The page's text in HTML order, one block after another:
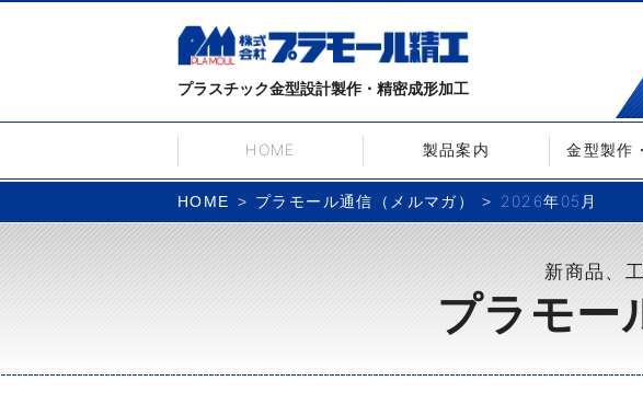
プラスチック金型設計製作・精密成形加工
HOME 製品案内 金型製作
HOME プラモール通信（メルマガ） 2026年05月
新商品、
プラモー